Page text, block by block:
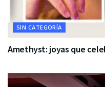
SIN CATEGORÍA
Amethyst: joyas que